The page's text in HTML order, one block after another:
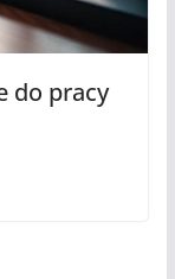
do pracy